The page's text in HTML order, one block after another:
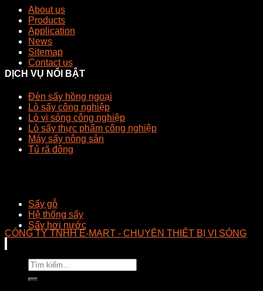
About us
Products
Application
News
Sitemap
Contact us
DỊCH VỤ NỔI BẬT
Đèn sấy hồng ngoại
Lò sấy công nghiệp
Lò vi sóng công nghiệp
Lò sấy thực phẩm công nghiệp
Máy sấy nông sản
Tủ rã đông
Sấy gỗ
Hệ thống sấy
Sấy hơi nước
CÔNG TY TNHH E-MART - CHUYÊN THIẾT BỊ VI SÓNG
Tìm
kiếm: